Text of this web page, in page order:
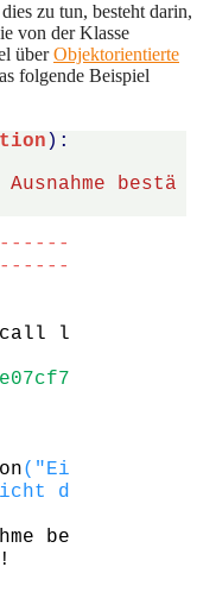
zu tun, besteht darin,
von der Klasse
überObjektorientierte
folgende Beispiel
):
bestä
call l
( "Ei
d
be